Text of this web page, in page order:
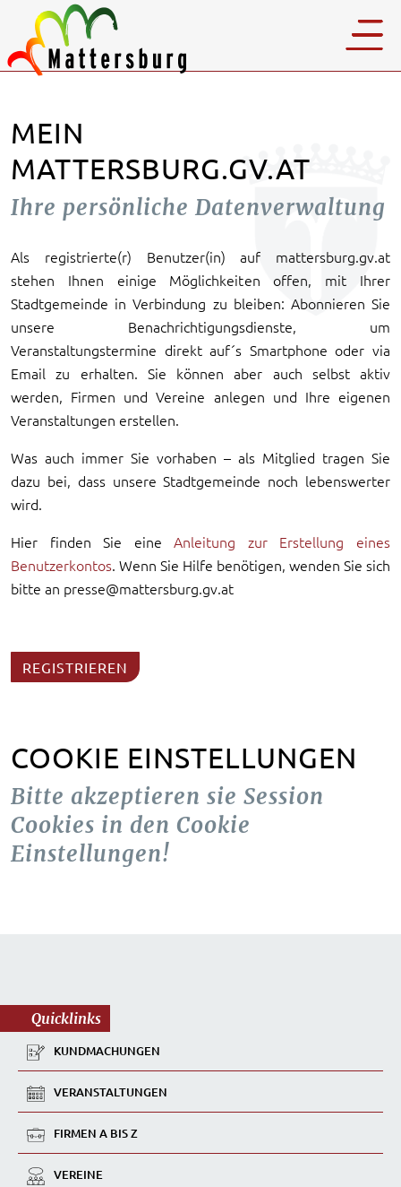
MEIN
MATTERSBURG.GV.AT
Ihre persönliche Datenverwaltung
Als registrierte(r) Benutzer(in) auf mattersburg.gv.at
stehen Ihnen einige Möglichkeiten offen, mit Ihrer
Stadtgemeinde in Verbindung zu bleiben: Abonnieren Sie
unsere Benachrichtigungsdienste, um
Veranstaltungstermine direkt auf´s Smartphone oder via
Email zu erhalten. Sie können aber auch selbst aktiv
werden, Firmen und Vereine anlegen und Ihre eigenen
Veranstaltungen erstellen.
Was auch immer Sie vorhaben – als Mitglied tragen Sie
dazu bei, dass unsere Stadtgemeinde noch lebenswerter
wird.
Hier finden Sie eineAnleitung zur Erstellung eines
Benutzerkontos. Wenn Sie Hilfe benötigen, wenden Sie sich
bitte an presse@mattersburg.gv.at
REGISTRIEREN
COOKIE EINSTELLUNGEN
Bitte akzeptieren sie Session
Cookies in den Cookie
Einstellungen!
Quicklinks
KUNDMACHUNGEN
VERANSTALTUNGEN
FIRMEN A BIS Z
VEREINE